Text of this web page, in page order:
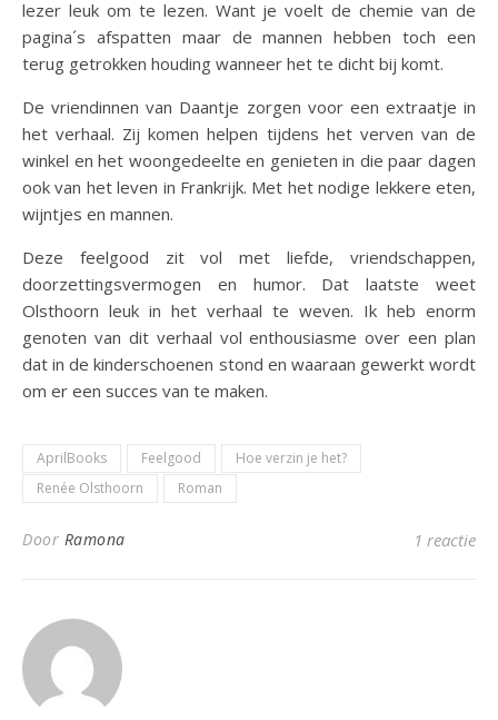
lezer leuk om te lezen. Want je voelt de chemie van de
pagina´s afspatten maar de mannen hebben toch een
terug getrokken houding wanneer het te dicht bij komt.
De vriendinnen van Daantje zorgen voor een extraatje in
het verhaal. Zij komen helpen tijdens het verven van de
winkel en het woongedeelte en genieten in die paar dagen
ook van het leven in Frankrijk. Met het nodige lekkere eten,
wijntjes en mannen.
Deze feelgood zit vol met liefde, vriendschappen,
doorzettingsvermogen en humor. Dat laatste weet
Olsthoorn leuk in het verhaal te weven. Ik heb enorm
genoten van dit verhaal vol enthousiasme over een plan
dat in de kinderschoenen stond en waaraan gewerkt wordt
om er een succes van te maken.
AprilBooks Feelgood
Hoe verzin je het?
Renée Olsthoorn
Roman
Door Ramona 1 reactie